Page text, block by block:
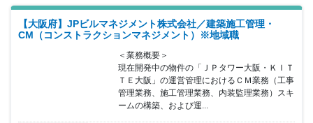
【大阪府】JPビルマネジメント株式会社／建築施工管理・
CM（コンストラクションマネジメント）※地域職
＜業務概要＞
現在開発中の物件の「ＪＰタワー大阪・ＫＩＴ
ＴＥ大阪」の運営管理におけるＣＭ業務（工事
管理業務、施工管理業務、内装監理業務）スキ
ームの構築、および運...